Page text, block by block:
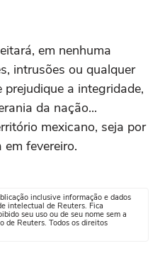
em nenhuma
intrusões ou qualquer
a integridade,
da nação...
mexicano, seja por
fevereiro.
inclusive informação e dados
intelectual de Reuters. Fica
seu uso ou de seu nome sem a
de Reuters. Todos os direitos